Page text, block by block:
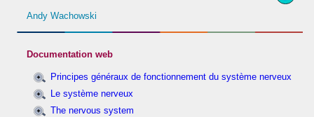
Andy Wachowski
Documentation web
Principes généraux de fonctionnement du système nerveux
Le système nerveux
The nervous system